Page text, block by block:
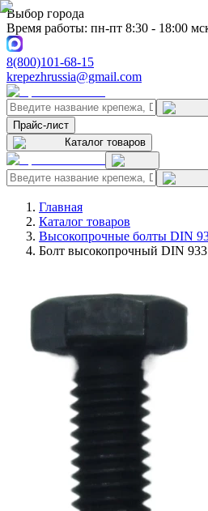
Выбор города
Время работы: пн-пт 8:30 - 18:00
8(800)101-68-15
krepezhrussia@gmail.com
Прайс-лист
Каталог товаров
Главная
Каталог товаров
Высокопрочные болты DIN
Болт высокопрочный DIN 933